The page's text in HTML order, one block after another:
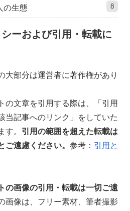
の生態 8
ーおよび引用・転載に
大部分は運営者に著作権があり
の文章を引用する際は、「引用
当記事へのリンク」をしていた
す。
引用の範囲を超えた転載は
ご遠慮ください。 参考： 引用と
の画像の引用・転載は一切ご遠
画像は、フリー素材、筆者撮影